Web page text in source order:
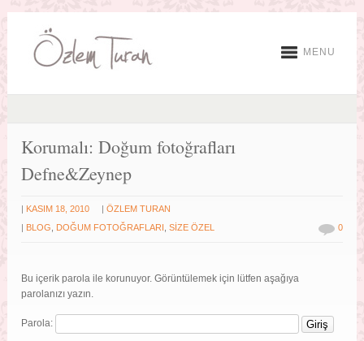
MENU
Korumalı: Doğum fotoğrafları
Defne&Zeynep
| KASIM 18, 2010 |ÖZLEM TURAN
| BLOG DOĞUM FOTOĞRAFLARI ,SİZE ÖZEL 0
Bu içerik parola ile korunuyor. Görüntülemek için lütfen aşağıya
parolanızı yazın.
Parola: